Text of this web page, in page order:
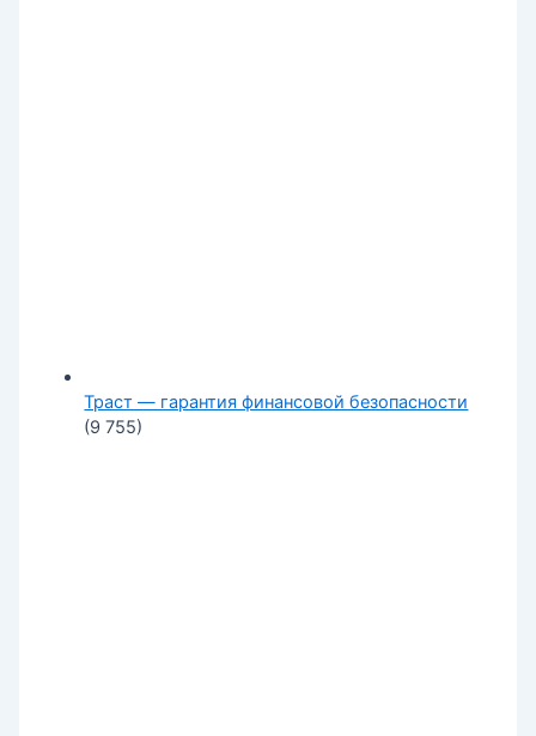
Траст — гарантия финансовой безопасности
(9 755)